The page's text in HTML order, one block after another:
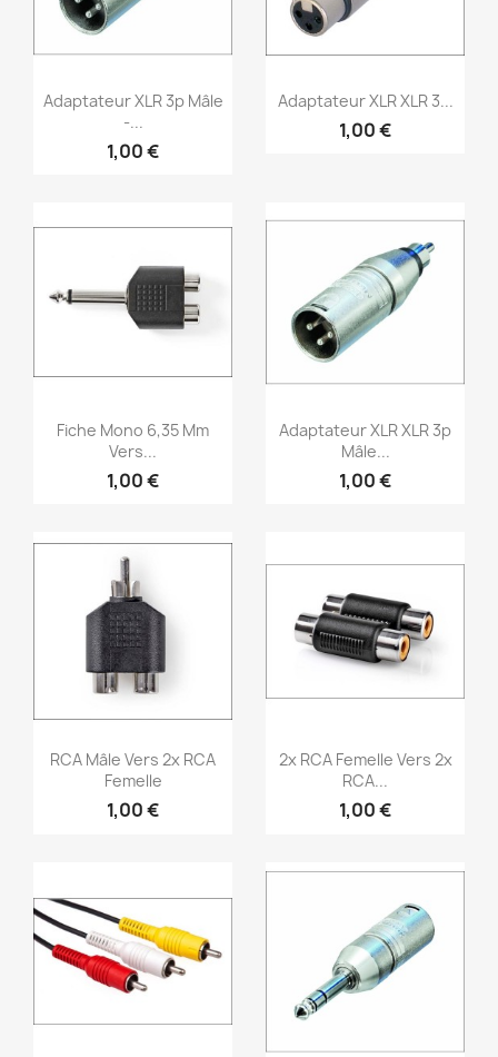
Aperçu rapide
Adaptateur XLR 3p Mâle
-...
1,00 €
Aperçu rapide
Adaptateur XLR XLR 3...
1,00 €
Aperçu rapide
Fiche Mono 6,35 Mm
Vers...
1,00 €
Aperçu rapide
Adaptateur XLR XLR 3p
Mâle...
1,00 €
 Aperçu rapide
RCA Mâle Vers 2x RCA
Femelle
1,00 €
Aperçu rapide
2x RCA Femelle Vers 2x
RCA...
1,00 €